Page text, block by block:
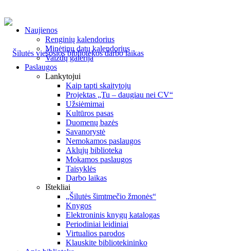
Naujienos
Renginių kalendorius
Minėtinų datų kalendorius
Vaizdų galerija
Paslaugos
Lankytojui
Kaip tapti skaitytoju
Projektas „Tu – daugiau nei CV“
Užsiėmimai
Kultūros pasas
Duomenų bazės
Savanorystė
Nemokamos paslaugos
Aklųjų biblioteka
Mokamos paslaugos
Taisyklės
Darbo laikas
Ištekliai
„Šilutės šimtmečio žmonės“
Knygos
Elektroninis knygų katalogas
Periodiniai leidiniai
Virtualios parodos
Klauskite bibliotekininko